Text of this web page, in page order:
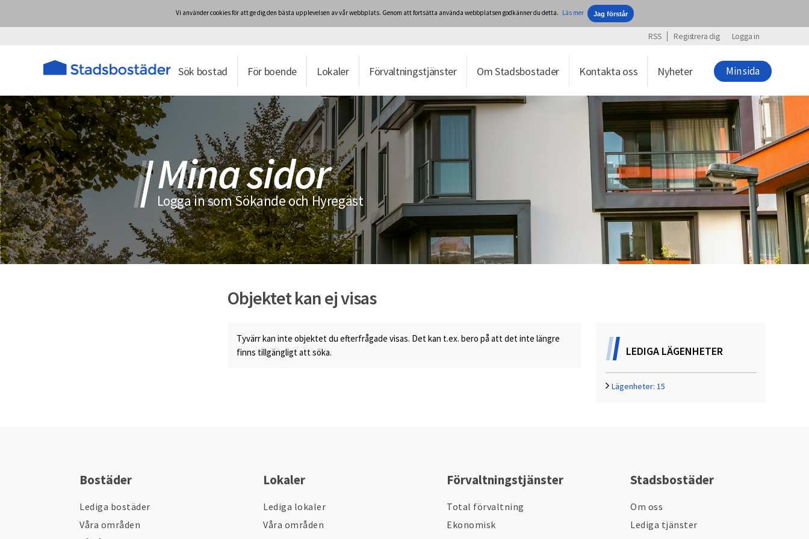
Vi använder cookies för att ge dig den bästa upplevelsen av vår webbplats. Genom att fortsätta använda webbplatsen godkänner du detta. Läs mer
Logga in
Registrera dig
RSS
Sök bostad För boende Lokaler Förvaltningstjänster Om Stadsbostader Kontakta oss Nyheter Min sida
Mina sidor
Logga in som Sökande och Hyregäst
Objektet kan ej visas
Tyvärr kan inte objektet du efterfrågade visas. Det kan t.ex. bero på att det inte längre
finns tillgängligt att söka.
LEDIGA LÄGENHETER
Lägenheter:15
Bostäder
Lediga bostäder
Våra områden
Lokaler
Lediga lokaler
Våra områden
Förvaltningstjänster
Total förvaltning
Ekonomisk
Stadsbostäder
Om oss
Lediga tjänster